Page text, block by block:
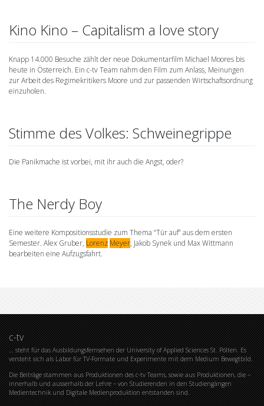
Kino Kino – Capitalism a love story
Knapp 14.000 Besuche zählt der neue Dokumentarfilm Michael Moores bis
heute in Österreich. Ein c-tv Team nahm den Film zum Anlass, Meinungen
zur Arbeit des Regimekritikers Moore und zur passenden Wirtschaftsordnung
einzuholen.
Stimme des Volkes: Schweinegrippe
Die Panikmache ist vorbei, mit ihr auch die Angst, oder?
The Nerdy Boy
Eine weitere Kompositionsstudie zum Thema “Tür auf” aus dem ersten
Semester. Alex Gruber, Lorenz Meyer, Jakob Synek und Max Wittmann
bearbeiten eine Aufzugsfahrt.
c-tv
… steht für das Ausbildungsfernsehen der University of Applied Sciences St. Pölten. Es
versteht sich als Labor für TV-Formate und Experimente mit dem Medium Bewegtbild.
Die Beiträge stammen aus Produktionen des c-tv Teams, sowie aus Produktionen, die –
innerhalb und ausserhalb der Lehre – von Studierenden in den Studiengängen
Medientechnik und Digitale Medienproduktion entstanden sind.